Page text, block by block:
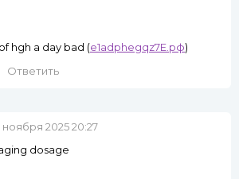
hgh a day bad (e1adphegqz7E.рф)
Ответить
ноября 2025 20:27
dosage